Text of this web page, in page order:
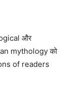
और
mythology को
of readers